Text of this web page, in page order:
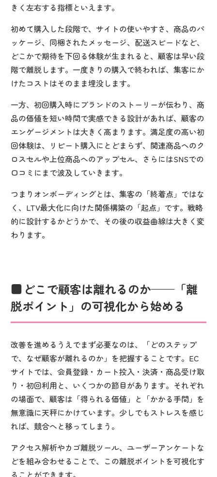
きく左右する指標といえます。
初めて購入した段階で、サイトの使いやすさ、商品のパ
ッケージ、同梱されたメッセージ、配送スピードなど、
どこかで期待を下回る体験が生まれると、顧客は早い段
階で離脱します。一度きりの購入で終われば、集客にか
けたコストはそのまま埋没します。
一方、初回購入時にブランドのストーリーが伝わり、商
品の価値を短い時間で実感できる設計があれば、顧客の
エンゲージメントは大きく高まります。満足度の高い初
回体験は、リピート購入にとどまらず、関連商品へのク
ロスセルや上位商品へのアップセル、さらにはSNSでの
口コミにまで波及していきます。
つまりオンボーディングとは、集客の「終着点」ではな
く、LTV最大化に向けた関係構築の「起点」です。戦略
的に設計するかどうかで、その後の収益曲線は大きく変
わります。
どこで顧客は離れるのか——「離
脱ポイント」の可視化から始める
改善を進めるうえでまず必要なのは、「どのステップ
で、なぜ顧客が離れるのか」を把握することです。EC
サイトでは、会員登録・カート投入・決済・商品受け取
り・初回利用と、いくつかの節目があります。それぞれ
の場面で、顧客は「得られる価値」と「かかる手間」を
無意識に天秤にかけています。少しでもストレスを感じ
れば、競合へと移ってしまう。
アクセス解析やカゴ離脱ツール、ユーザーアンケートな
どを組み合わせることで、この離脱ポイントを可視化す
ることができます。